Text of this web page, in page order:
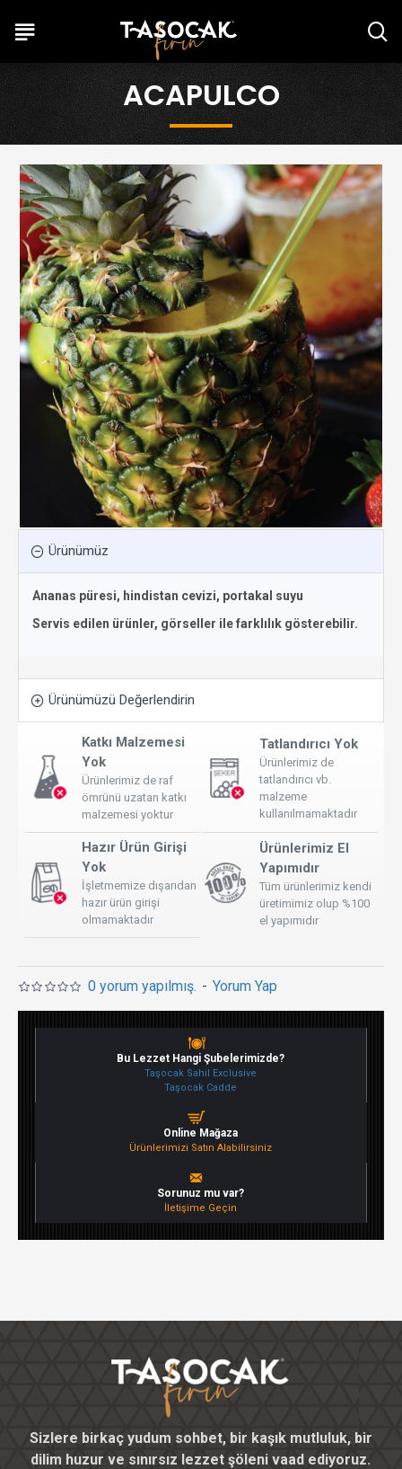
ACAPULCO
Katkı Malzemesi
Yok
Ürünlerimiz de raf
ömrünü uzatan katkı
malzemesi yoktur
Tatlandırıcı Yok
Ürünlerimiz de
tatlandırıcı vb.
malzeme
kullanılmamaktadır
Hazır Ürün Girişi
Yok
İşletmemize dışarıdan
hazır ürün girişi
olmamaktadır
Ürünlerimiz El
Yapımıdır
Tüm ürünlerimiz kendi
üretimimiz olup %100
el yapımıdır
Ürünümüz
Ananas püresi, hindistan cevizi, portakal suyu
Servis edilen ürünler, görseller ile farklılık gösterebilir.
Ürünümüzü Değerlendirin
0 yorum yapılmış. - Yorum Yap
Bu Lezzet Hangi Şubelerimizde?
Taşocak Sahil Exclusive
Taşocak Cadde
Online Mağaza
Ürünlerimizi Satın Alabilirsiniz
Sorunuz mu var?
İletişime Geçin
Sizlere birkaç yudum sohbet, bir kaşık mutluluk, bir
dilim huzur ve sınırsız lezzet şöleni vaad ediyoruz.